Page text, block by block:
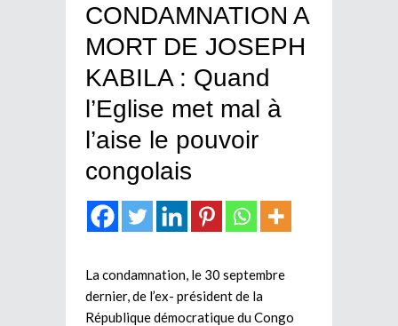
CONDAMNATION A
MORT DE JOSEPH
KABILA : Quand
l’Eglise met mal à
l’aise le pouvoir
congolais
La condamnation, le 30 septembre
dernier, de l’ex- président de la
République démocratique du Congo